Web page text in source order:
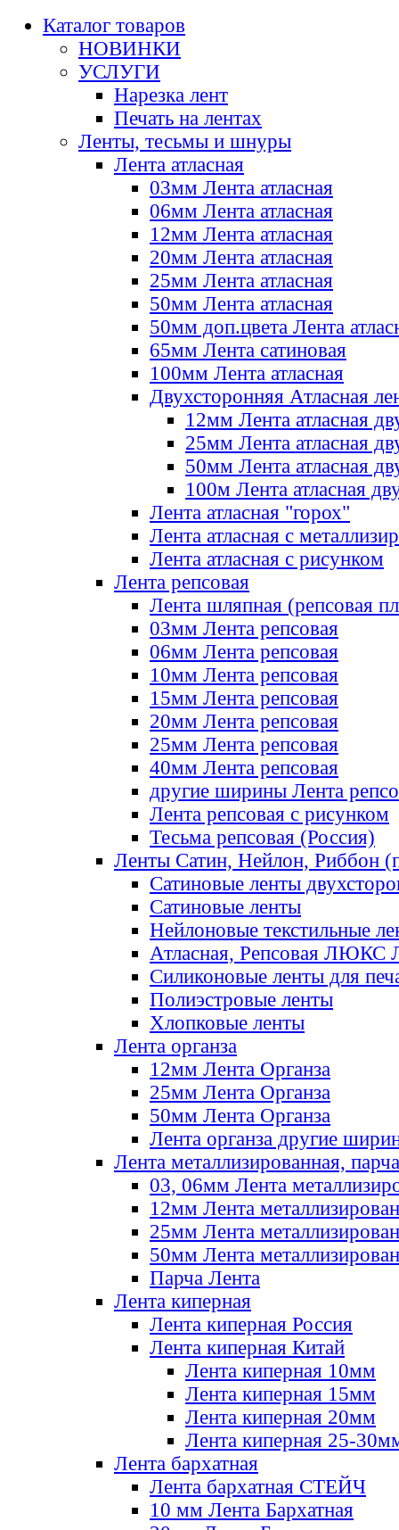
Каталог товаров
НОВИНКИ
УСЛУГИ
Нарезка лент
Печать на лентах
Ленты, тесьмы и шнуры
Лента атласная
03мм Лента атласная
06мм Лента атласная
12мм Лента атласная
20мм Лента атласная
25мм Лента атласная
50мм Лента атласная
50мм доп.цвета Лента
65мм Лента сатиновая
100мм Лента атласная
Двухсторонняя Атласная
12мм Лента атласная
25мм Лента атласная
50мм Лента атласная
100м Лента атласная
Лента атласная "горох"
Лента атласная с
Лента атласная с рисунком
Лента репсовая
Лента шляпная (репсовая
03мм Лента репсовая
06мм Лента репсовая
10мм Лента репсовая
15мм Лента репсовая
20мм Лента репсовая
25мм Лента репсовая
40мм Лента репсовая
другие ширины Лента
Лента репсовая с рисунком
Тесьма репсовая (Россия)
Ленты Сатин, Нейлон, Риббон
Сатиновые ленты
Сатиновые ленты
Нейлоновые текстильные
Атласная, Репсовая ЛЮКС
Силиконовые ленты для
Полиэстровые ленты
Хлопковые ленты
Лента органза
12мм Лента Органза
25мм Лента Органза
50мм Лента Органза
Лента органза другие
Лента металлизированная, парча
03, 06мм Лента
12мм Лента
25мм Лента
50мм Лента
Парча Лента
Лента киперная
Лента киперная Россия
Лента киперная Китай
Лента киперная 10мм
Лента киперная 15мм
Лента киперная 20мм
Лента киперная 25-
Лента бархатная
Лента бархатная СТЕЙЧ
10 мм Лента Бархатная